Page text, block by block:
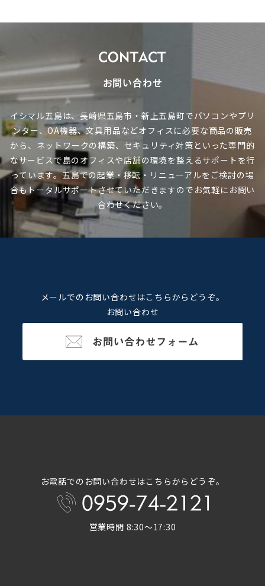
お問い合わせ
イシマル五島は、長崎県五島市・新上五島町でパソコンやプリ
ンター、OA機器、文具用品などオフィスに必要な商品の販売
から、ネットワークの構築、セキュリティ対策といった専門的
なサービスで島のオフィスや店舗の環境を整えるサポートを行
っています。五島での起業・移転・リニューアルをご検討の場
合も トータルサポートさせていただきますのでお気軽にお問い
合わせください。
メールでのお問い合わせはこちらからどうぞ。
お問い合わせ
お電話でのお問い合わせはこちらからどうぞ。
営業時間 8:30～17:30